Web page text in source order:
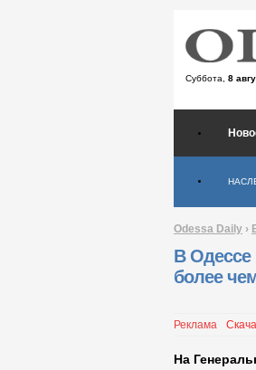
Суббота, 8
Odessa Daily ›
В Одессе
более
Реклама
На